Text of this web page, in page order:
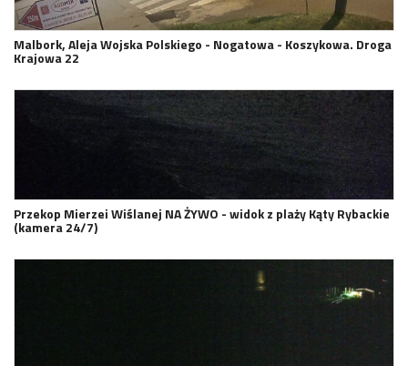
Malbork, Aleja Wojska Polskiego - Nogatowa - Koszykowa. Droga
Krajowa 22
Przekop Mierzei Wiślanej NA ŻYWO - widok z plaży Kąty Rybackie
(kamera 24/7)